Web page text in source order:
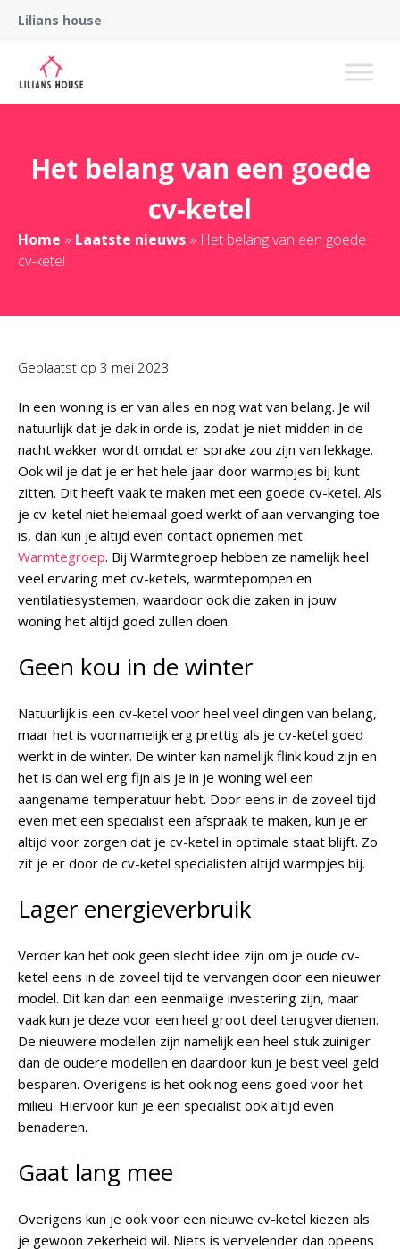
Lilians house
Het belang van een goede
cv-ketel
Home » Laatste nieuws » Het belang van een goede
cv-ketel
Geplaatst op 3 mei 2023
In een woning is er van alles en nog wat van belang. Je wil
natuurlijk dat je dak in orde is, zodat je niet midden in de
nacht wakker wordt omdat er sprake zou zijn van lekkage.
Ook wil je dat je er het hele jaar door warmpjes bij kunt
zitten. Dit heeft vaak te maken met een goede cv-ketel. Als
je cv-ketel niet helemaal goed werkt of aan vervanging toe
is, dan kun je altijd even contact opnemen met
Warmtegroep. Bij Warmtegroep hebben ze namelijk heel
veel ervaring met cv-ketels, warmtepompen en
ventilatiesystemen, waardoor ook die zaken in jouw
woning het altijd goed zullen doen.
Geen kou in de winter
Natuurlijk is een cv-ketel voor heel veel dingen van belang,
maar het is voornamelijk erg prettig als je cv-ketel goed
werkt in de winter. De winter kan namelijk flink koud zijn en
het is dan wel erg fijn als je in je woning wel een
aangename temperatuur hebt. Door eens in de zoveel tijd
even met een specialist een afspraak te maken, kun je er
altijd voor zorgen dat je cv-ketel in optimale staat blijft. Zo
zit je er door de cv-ketel specialisten altijd warmpjes bij.
Lager energieverbruik
Verder kan het ook geen slecht idee zijn om je oude cv-
ketel eens in de zoveel tijd te vervangen door een nieuwer
model. Dit kan dan een eenmalige investering zijn, maar
vaak kun je deze voor een heel groot deel terugverdienen.
De nieuwere modellen zijn namelijk een heel stuk zuiniger
dan de oudere modellen en daardoor kun je best veel geld
besparen. Overigens is het ook nog eens goed voor het
milieu. Hiervoor kun je een specialist ook altijd even
benaderen.
Gaat lang mee
Overigens kun je ook voor een nieuwe cv-ketel kiezen als
je gewoon zekerheid wil. Niets is vervelender dan opeens